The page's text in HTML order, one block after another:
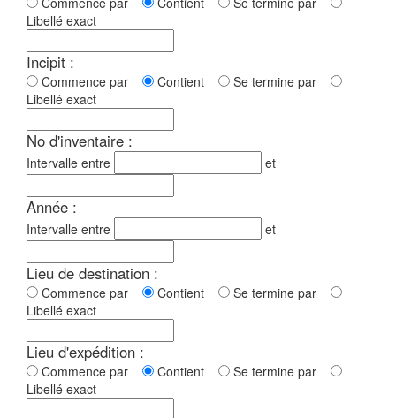
Libellé exact
Incipit :
Commence par Contient
Se termine par
Libellé exact
No d'inventaire :
Intervalle entre et
Année :
Intervalle entre et
Lieu de destination :
Commence par Contient
Se termine par
Libellé exact
Lieu d'expédition :
Commence par Contient
Se termine par
Libellé exact